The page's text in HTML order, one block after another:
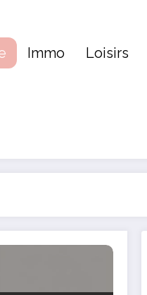
Immo Loisirs